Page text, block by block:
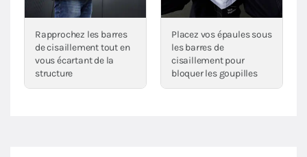
Rapprochez les barres
de cisaillement tout en
vous écartant de la
structure
Placez vos épaules sous
les barres de
cisaillement pour
bloquer les goupilles